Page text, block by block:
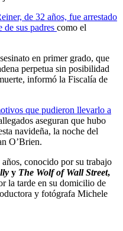
de 32 años, fue arrestado
de sus padres como el
en primer grado, que
perpetua sin posibilidad
informó la Fiscalía de
que pudieron llevarlo a
aseguran que hubo
navideña, la noche del
O’Brien.
conocido por su trabajo
y The Wolf of Wall Street,
la tarde en su domicilio de
y fotógrafa Michele